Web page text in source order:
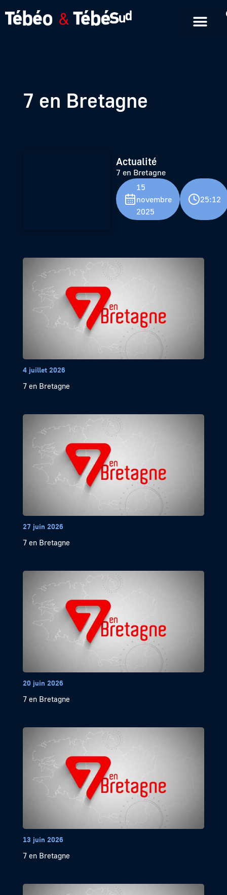
7 en Bretagne
Actualité
7 en Bretagne
15
novembre
2025
25:12
4 juillet 2026
7 en Bretagne
27 juin 2026
7 en Bretagne
20 juin 2026
7 en Bretagne
13 juin 2026
7 en Bretagne